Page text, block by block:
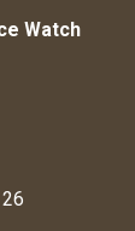
Watch